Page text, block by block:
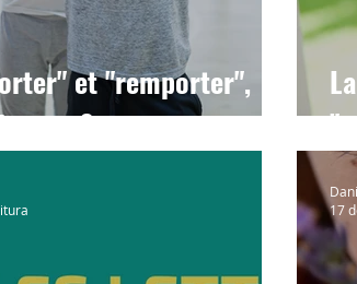
et "remporter",
?
17